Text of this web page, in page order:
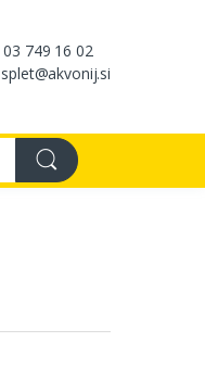
03 749 16 02
splet@akvonij.si